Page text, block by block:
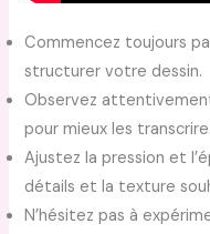
Commencez toujours
structurer votre dessin.
Observez
pour mieux les transcrire.
Ajustez la pression et
détails et la texture
N’hésitez pas à